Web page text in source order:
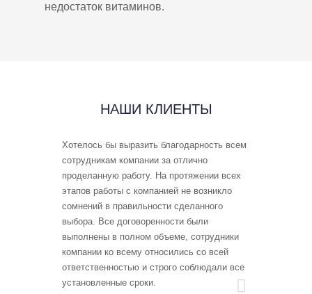
недостаток витаминов.
НАШИ КЛИЕНТЫ
Хотелось бы выразить благодарность всем
сотрудникам компании за отлично
проделанную работу. На протяжении всех
этапов работы с компанией не возникло
сомнений в правильности сделанного
выбора. Все договоренности были
выполнены в полном объеме, сотрудники
компании ко всему относились со всей
ответственностью и строго соблюдали все
установленные сроки.